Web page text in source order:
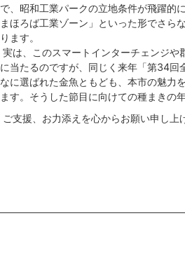
で、昭和工業パークの立地条件が飛躍的
まほろば工業ゾーン」といった形でさら
ります。
実は、このスマートインターチェンジ
に当たるのですが、同じく来年「第34回
なに選ばれた金魚ともども、本市の魅力
ます。そうした節目に向けての種まきの
ご支援、お力添えを心からお願い申し上